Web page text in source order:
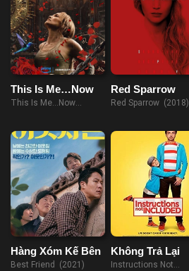
This Is Me…Now
This Is Me…Now
Red Sparrow
Red Sparrow (2018)
Hàng Xóm Kế Bên
Best Friend (2021)
Không Trả Lại
Instructions Not